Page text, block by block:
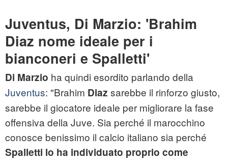
Juventus, Di Marzio: 'Brahim
Diaz nome ideale per i
bianconeri e Spalletti'
Di Marzio ha quindi esordito parlando della
Juventus: "Brahim Diaz sarebbe il rinforzo giusto,
sarebbe il giocatore ideale per migliorare la fase
offensiva della Juve. Sia perché il marocchino
conosce benissimo il calcio italiano sia perché
Spalletti lo ha individuato proprio come